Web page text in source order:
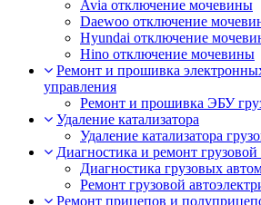
Avia отключение мочевины
Daewoo отключение
Hyundai отключение
Hino отключение мочевины
Ремонт и прошивка
управления
Ремонт и прошивка ЭБУ
Удаление катализатора
Удаление катализатора
Диагностика и ремонт грузовой
Диагностика грузовых
Ремонт грузовой
Ремонт прицепов и